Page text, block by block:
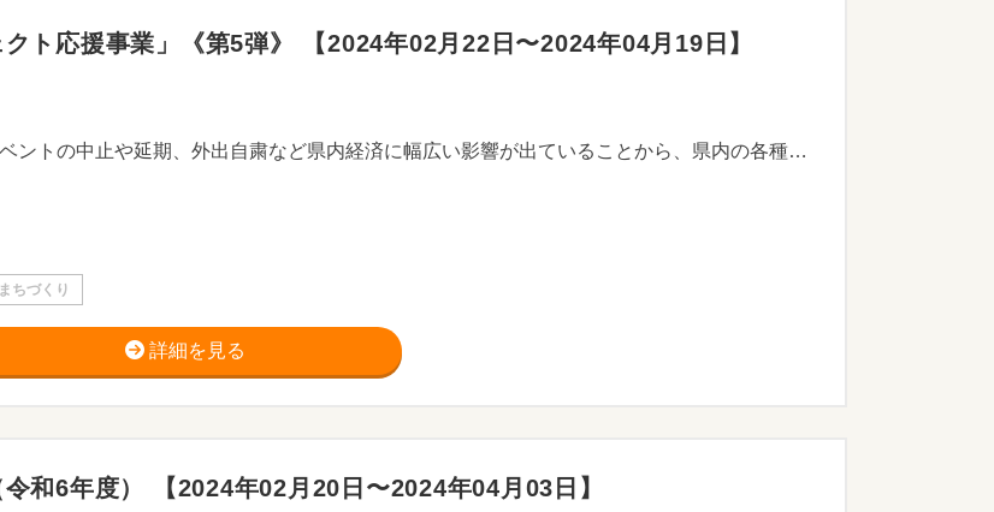
ト応援事業」《第5弾》 【2024年02月22日〜2024年04月19日】
新型コロナウイルス感染拡大の影響により、各種イベントの中止や延期、外出自粛など県内経済に幅広い影響が出ていることから、県内の各種団体等が実施するキャンペーンやイベントなどの取組を応援し、県内事業者への発注や県産品の活用を促進することにより、消費喚起や需要拡大を図ります。
ちづくり
詳細を見る
和6年度） 【2024年02月20日〜2024年04月03日】